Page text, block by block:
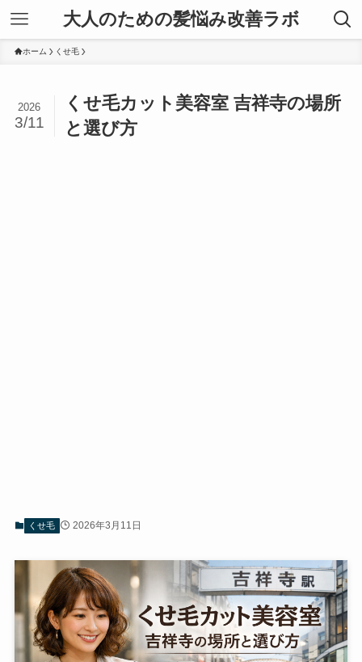
大人のための髪悩み改善ラボ
ホーム くせ毛
くせ毛カット美容室 吉祥寺の場所
と選び方
2026
3/11
くせ毛 2026年3月11日